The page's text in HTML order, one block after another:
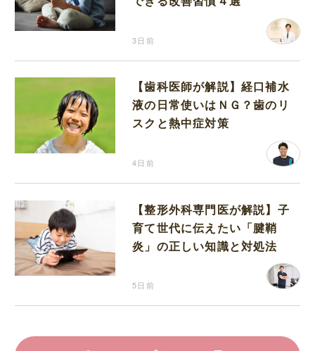
3日前
【歯科医師が解説】経口補水
液の日常使いはＮＧ？歯のリ
スクと熱中症対策
4日前
【整形外科専門医が解説】子
育て世代に伝えたい「腱鞘
炎」の正しい知識と対処法
5日前